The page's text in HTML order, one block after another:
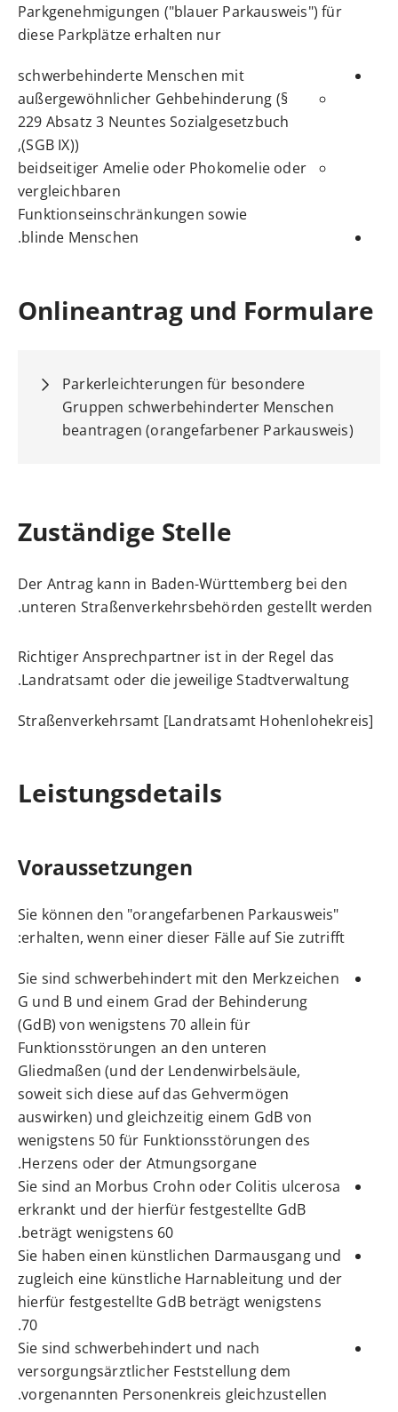
Parkgenehmigungen ("blauer Parkausweis") für
diese Parkplätze erhalten nur
schwerbehinderte Menschen mit
außergewöhnlicher Gehbehinderung (§
229 Absatz 3 Neuntes Sozialgesetzbuch
(SGB IX)),
beidseitiger Amelie oder Phokomelie oder
vergleichbaren
Funktionseinschränkungen sowie
blinde Menschen.
Onlineantrag und Formulare
Parkerleichterungen für besondere
Gruppen schwerbehinderter Menschen
beantragen (orangefarbener Parkausweis)
Zuständige Stelle
Der Antrag kann in Baden-Württemberg bei den
unteren Straßenverkehrsbehörden gestellt werden.
Richtiger Ansprechpartner ist in der Regel das
Landratsamt oder die jeweilige Stadtverwaltung.
Straßenverkehrsamt [Landratsamt Hohenlohekreis]
Leistungsdetails
Voraussetzungen
Sie können den "orangefarbenen Parkausweis"
erhalten, wenn einer dieser Fälle auf Sie zutrifft:
Sie sind schwerbehindert mit den Merkzeichen
G und B und einem Grad der Behinderung
(GdB) von wenigstens 70 allein für
Funktionsstörungen an den unteren
Gliedmaßen (und der Lendenwirbelsäule,
soweit sich diese auf das Gehvermögen
auswirken) und gleichzeitig einem GdB von
wenigstens 50 für Funktionsstörungen des
Herzens oder der Atmungsorgane.
Sie sind an Morbus Crohn oder Colitis ulcerosa
erkrankt und der hierfür festgestellte GdB
beträgt wenigstens 60.
Sie haben einen künstlichen Darmausgang und
zugleich eine künstliche Harnableitung und der
hierfür festgestellte GdB beträgt wenigstens
70.
Sie sind schwerbehindert und nach
versorgungsärztlicher Feststellung dem
vorgenannten Personenkreis gleichzustellen.